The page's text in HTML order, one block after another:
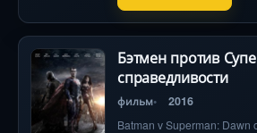
Бэтмен против
справедливости
фильм 2016
Batman v Superman: Dawn